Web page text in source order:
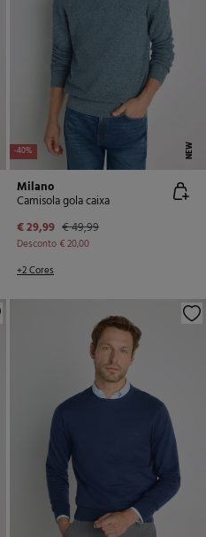
-40% NEW
Milano
Camisola gola caixa
€ 29,99 € 49,99
Desconto€ 20,00
+2 Cores